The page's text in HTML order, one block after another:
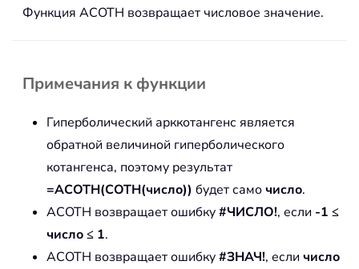
Функция ACOTH возвращает числовое значение.
Примечания к функции
Гиперболический арккотангенс является
обратной величиной гиперболического
котангенса, поэтому результат
=ACOTH(COTH(число)) будет самочисло.
ACOTH возвращает ошибку#ЧИСЛО!, если -1 ≤
число ≤ 1.
ACOTH возвращает ошибку#ЗНАЧ!, если число